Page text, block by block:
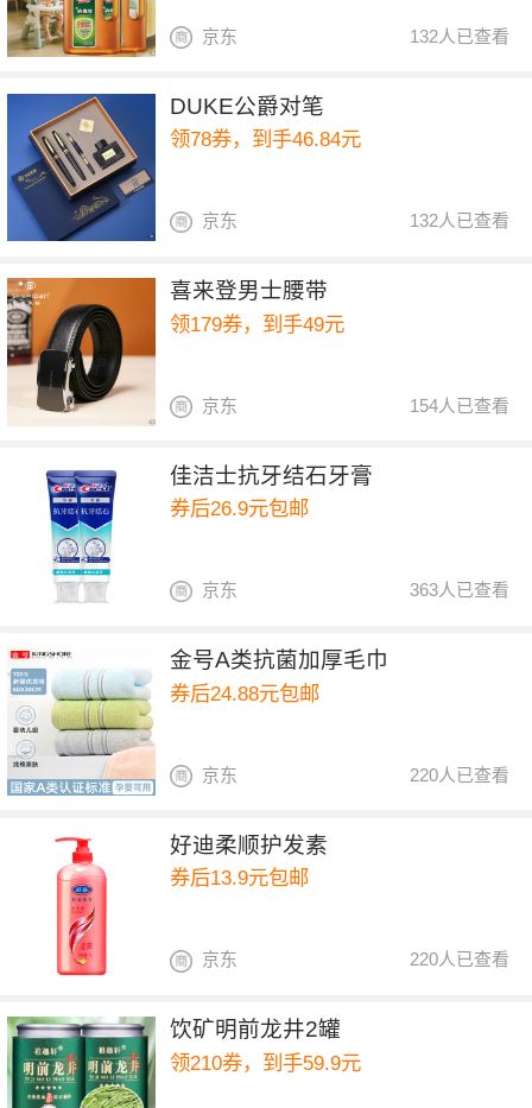
132人已查看
京东
DUKE公爵对笔
领78券，到手46.84元
132人已查看
京东
喜来登男士腰带
领179券，到手49元
154人已查看
京东
佳洁士抗牙结石牙膏
券后26.9元包邮
363人已查看
京东
金号A类抗菌加厚毛巾
券后24.88元包邮
220人已查看
京东
好迪柔顺护发素
券后13.9元包邮
220人已查看
京东
饮矿明前龙井2罐
领210券，到手59.9元